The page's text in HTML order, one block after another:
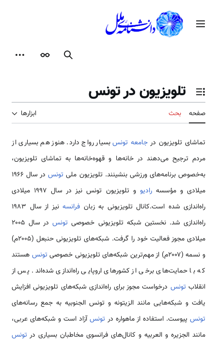
محتوامنوی اصلی
جستجوظاهر
تغییر وضعیت فهرست محتویات
تلویزیون در تونس
صفحه بحث ابزارها
تماشای تلویزیون درجامعه تونسبسیار رواج دارد. هنوز هم بسیاری از
مردم ترجیح می‌دهند در خانه‌ها و قهوه‌خانه‌ها به تماشای تلویزیون،
به‌خصوص برنامه‌های ورزشی بنشینند. تلویزیون ملی تونس
در سال ۱۹۶۶
میلادی و مؤسسهرادیو
و تلویزیون تونس نیز در سال ۱۹۹۷ میلادی
راه‌اندازی شده است.کانال تلویزیونی به زبان فرانسه
نیز از سال ۱۹۸۳
راه‌اندازی شد. نخستین شبکه تلویزیونی خصوصی تونس
در سال ۲۰۰۵
میلادی مجوز فعالیت خود را گرفت. شبکه‌های تلویزیونی حنبعل (۲۰۰۵م)
و نسمه (۲۰۰۷م) از مهم‌ترین شبکه‌های تلویزیونی خصوصی
تونس هستند
که با حمایت‌های برخی از کشورهای اروپایی راه‌اندازی شده‌اند. پس از
انقلاب تونس درخواست مجوز برای راه‌اندازی شبکه‌های تلویزیونی افزایش
یافت و شبکه‌هایی مانند الزیتونه و تونس الجنوبیه به جمع رسانه‌های
تونسپیوست. استفاده از ماهواره در تونسآزاد است و شبکه‌های عربی،
مانند الجزیره و العربیه و کانال‌های فرانسوی مخاطبان بسیاری در تونس